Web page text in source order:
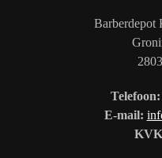
Barberdepot
Telefoon:
E-mail: